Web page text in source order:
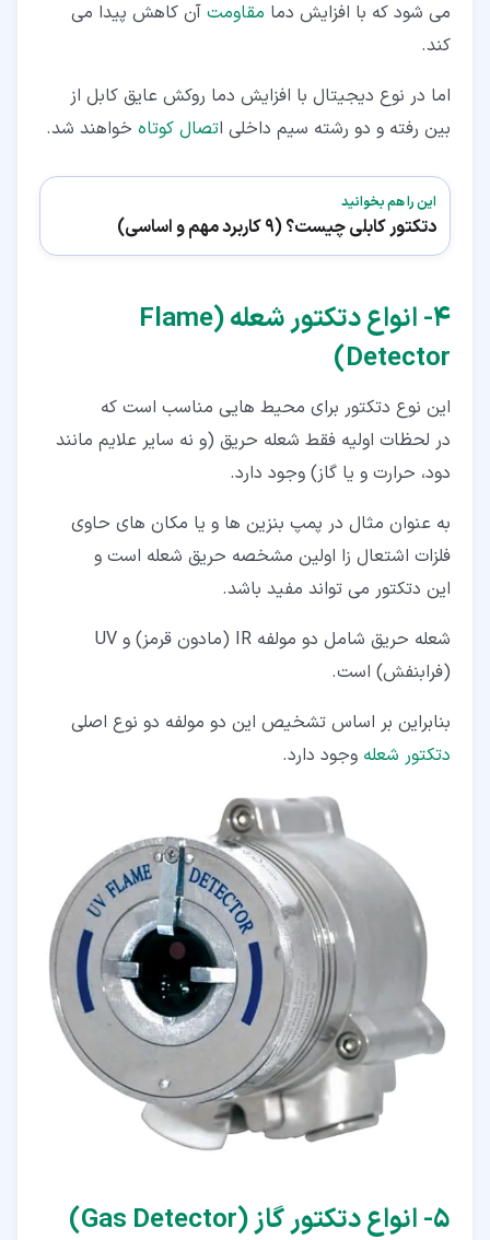
می شود که با افزایش دما مقاومت آن کاهش پیدا می
کند.
اما در نوع دیجیتال با افزایش دما روکش عایق کابل از
بین رفته و دو رشته سیم داخلی اتصال کوتاه خواهند شد.
این را هم بخوانید
دتکتور کابلی چیست؟ (9 کاربرد مهم و اساسی)
۴‏- انواع دتکتور شعله (Flame
Detector)
این نوع دتکتور برای محیط هایی مناسب است که
در لحظات اولیه فقط شعله حریق (و نه سایر علایم مانند
دود، حرارت و یا گاز) وجود دارد.
به عنوان مثال در پمپ بنزین ها و یا مکان های حاوی
فلزات اشتعال زا اولین مشخصه حریق شعله است و
این دتکتور می تواند مفید باشد.
شعله حریق شامل دو مولفه IR (مادون قرمز) و UV
(فرابنفش) است.
بنابراین بر اساس تشخیص این دو مولفه دو نوع اصلی
دتکتور شعله وجود دارد.
۵‏- انواع دتکتور گاز (Gas Detector)